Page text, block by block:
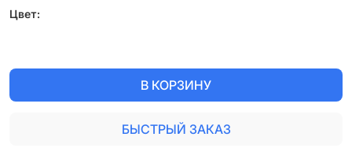
Цвет:
В КОРЗИНУ
БЫСТРЫЙ ЗАКАЗ